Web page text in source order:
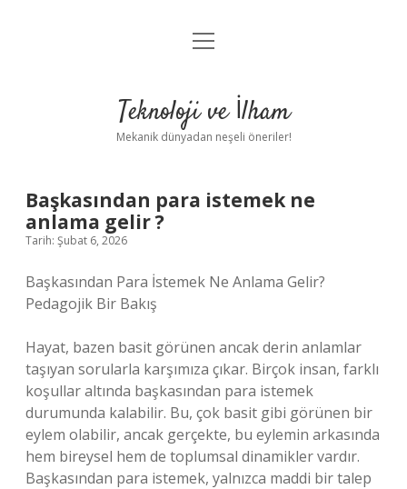
Anasayfa
Yasal Uyarı
menüyü
Teknoloji ve İlham
Mekanik dünyadan neşeli öneriler!
Başkasından para istemek ne
anlama gelir ?
Tarih: Şubat 6, 2026
Başkasından Para İstemek Ne Anlama Gelir?
Pedagojik Bir Bakış
Hayat, bazen basit görünen ancak derin anlamlar
taşıyan sorularla karşımıza çıkar. Birçok insan, farklı
koşullar altında başkasından para istemek
durumunda kalabilir. Bu, çok basit gibi görünen bir
eylem olabilir, ancak gerçekte, bu eylemin arkasında
hem bireysel hem de toplumsal dinamikler vardır.
Başkasından para istemek, yalnızca maddi bir talep